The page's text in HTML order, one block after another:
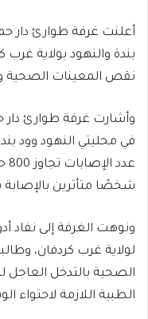
أعلنت غرفة طوارئ دار
بندة والنهود بولاية
نقص المعينات الصحية
وأشارت غرفة طوارئ دار
في محليتي النهود وود
شخصًا متأثرين بالإصابة
ونوهت الغرفة إلى نفاد
لولاية غرب كردفان،
الصحية بالتدخل العاجل
الطبية اللازمة لاحتواء